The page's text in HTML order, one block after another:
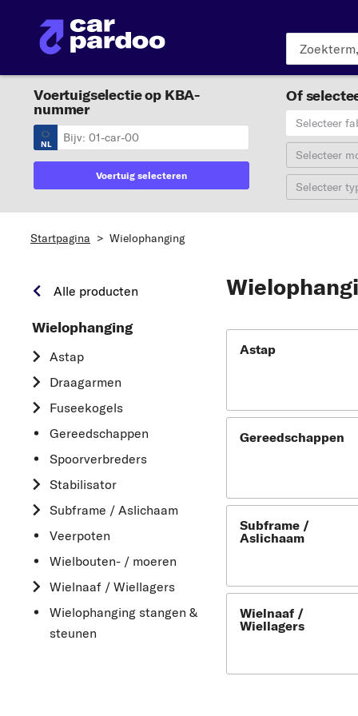
Voertuigselectie op KBA-
nummer
NL
Voertuig selecteren
Of
Selecteer
Selecteer
Selecteer
Startpagina > Wielophanging
Alle producten
Wielophanging
Astap
Draagarmen
Fuseekogels
Gereedschappen
Spoorverbreders
Stabilisator
Subframe / Aslichaam
Veerpoten
Wielbouten- / moeren
Wielnaaf / Wiellagers
Wielophanging stangen &
steunen
Astap
Gereedschappen
Subframe /
Aslichaam
Wielnaaf /
Wiellagers